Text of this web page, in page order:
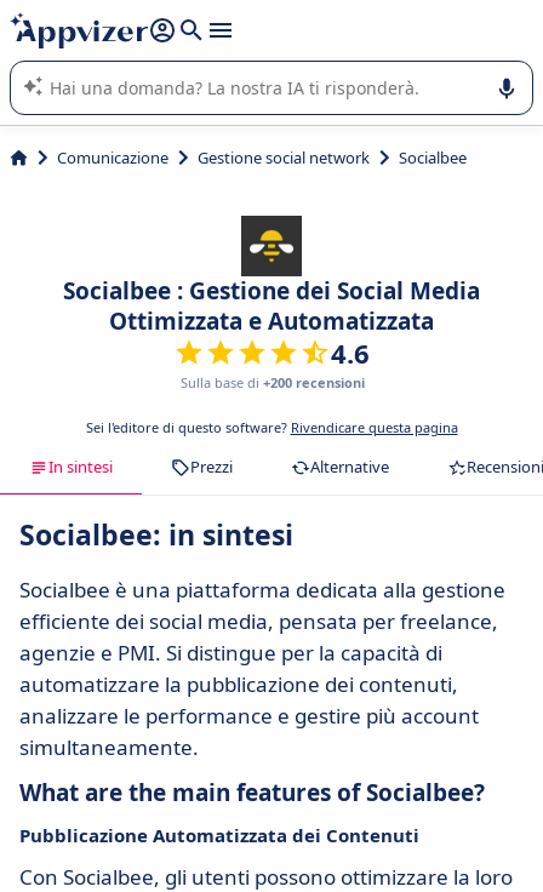
righe con
shift + enter
L'IA di Appvizer vi guida nell'utilizzo o nella scelta di un
software SaaS per la vostra azienda.
Comunicazione Gestione social network Socialbee
Socialbee : Gestione dei Social Media
Ottimizzata e Automatizzata
4.6
Sulla base di +200 recensioni
Sei l'editore di questo software? Rivendicare questa pagina
In sintesi Prezzi Alternative Recensioni
Socialbee: in sintesi
Socialbee è una piattaforma dedicata alla gestione
efficiente dei social media, pensata per freelance,
agenzie e PMI. Si distingue per la capacità di
automatizzare la pubblicazione dei contenuti,
analizzare le performance e gestire più account
simultaneamente.
What are the main features of Socialbee?
Pubblicazione Automatizzata dei Contenuti
Con Socialbee, gli utenti possono ottimizzare la loro